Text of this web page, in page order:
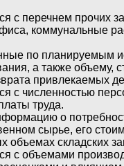
с перечнем прочих
коммунальные
по планируемым
а также объему,
привлекаемых
с численностью
труда.
о
сырье, его
объемах складских
с объемами